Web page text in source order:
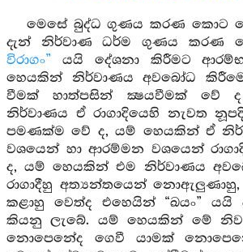
මෙසේ බුද්ධ ගුණය කරණ කොට
දැන් නිර්වාණ ධර්ම ගුණය කරණ
විරාගං” යයි දේශනා කිරීමට
හෙයකින් නිර්වාණය අවබෝධ
වීමක් හාත්පසින් ක්‍ෂයවීමක් වේ
නිර්වාණය ඒ රාගාදියෙහි නැවත
පමණක්ම වේ ද, යම් හෙයකින් ඒ
වශයෙන් හා ආරම්මන වශයෙන්
ද, යම් හෙයකින් එම නිර්වාණය
රාගාදීහු අත්‍යන්තයෙන් නොඇලුණාහු,
කළාහු වෙත්ද එහෙයින් “ඛයං” යයි
කියනු ලැබේ. යම් හෙයකින් මේ
නොපෙනේද ගෙවී යාමක්